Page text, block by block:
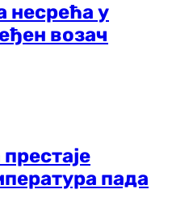
несрећа у
возач
пада